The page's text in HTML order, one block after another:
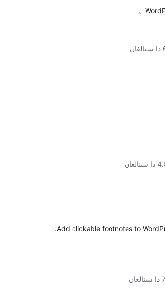
Add clickable footnotes to